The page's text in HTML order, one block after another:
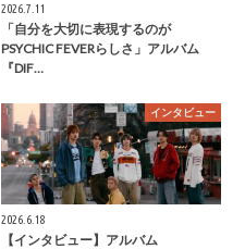
2026.7.11
「自分を大切に表現するのが
PSYCHIC FEVERらしさ」アルバム
『DIF…
インタビュー
2026.6.18
【インタビュー】アルバム